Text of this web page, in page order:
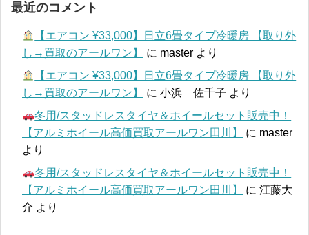
最近のコメント
【エアコン ¥33,000】日立6畳タイプ冷暖房 【取り外
し→買取のアールワン】
に master より
【エアコン ¥33,000】日立6畳タイプ冷暖房 【取り外
し→買取のアールワン】
に 小浜 佐千子 より
冬用/スタッドレスタイヤ＆ホイールセット販売中！
【アルミホイール高価買取アールワン田川】
に master
より
冬用/スタッドレスタイヤ＆ホイールセット販売中！
【アルミホイール高価買取アールワン田川】
に 江藤大
介 より